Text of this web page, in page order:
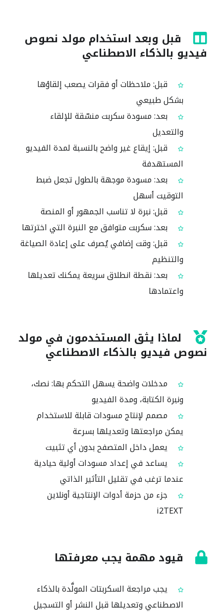
قبل وبعد استخدام مولد نصوص
فيديو بالذكاء الاصطناعي
قبل: ملاحظات أو فقرات يصعب إلقاؤها
بشكل طبيعي
بعد: مسودة سكربت منسّقة للإلقاء
والتعديل
قبل: إيقاع غير واضح بالنسبة لمدة الفيديو
المستهدفة
بعد: مسودة موجهة بالطول تجعل ضبط
التوقيت أسهل
قبل: نبرة لا تناسب الجمهور أو المنصة
بعد: سكربت متوافق مع النبرة التي اخترتها
قبل: وقت إضافي يُصرف على إعادة الصياغة
والتنظيم
بعد: نقطة انطلاق سريعة يمكنك تعديلها
واعتمادها
لماذا يثق المستخدمون في مولد
نصوص فيديو بالذكاء الاصطناعي
مدخلات واضحة يسهل التحكم بها: نصك،
ونبرة الكتابة، ومدة الفيديو
مصمم لإنتاج مسودات قابلة للاستخدام
يمكن مراجعتها وتعديلها بسرعة
يعمل داخل المتصفح بدون أي تثبيت
يساعد في إعداد مسودات أولية حيادية
عندما ترغب في تقليل التأثير الذاتي
جزء من حزمة أدوات الإنتاجية أونلاين
i2TEXT
قيود مهمة يجب معرفتها
يجب مراجعة السكربتات المولَّدة بالذكاء
الاصطناعي وتعديلها قبل النشر أو التسجيل